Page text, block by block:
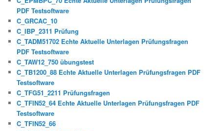
PDF Testsoftware
C_GRCAC_10
C_IBP_2311 Prüfung
C_TADM51702 Echte Aktuelle Unterlagen Prüfungsfragen
PDF Testsoftware
C_TAW12_750 übungstest
C_TB1200_88 Echte Aktuelle Unterlagen Prüfungsfragen PDF
Testsoftware
C_TFG51_2211 Prüfungsfragen
C_TFIN52_64 Echte Aktuelle Unterlagen Prüfungsfragen PDF
Testsoftware
C_TFIN52_66